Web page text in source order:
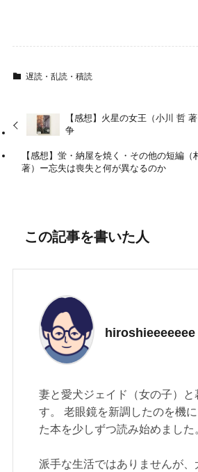
遅読・乱読・積読
【感想】火星の女王（小川 哲
争
【感想】蛍・納屋を焼く・その他の短編（
著）ー忘失は喪失と何が異なるのか
この記事を書いた人
hiroshieeeeeee
妻と愛犬ジェイド（女の子）と
す。 老眼鏡を新調したのを機
た本を少しずつ読み始めました
派手な生活ではありませんが、